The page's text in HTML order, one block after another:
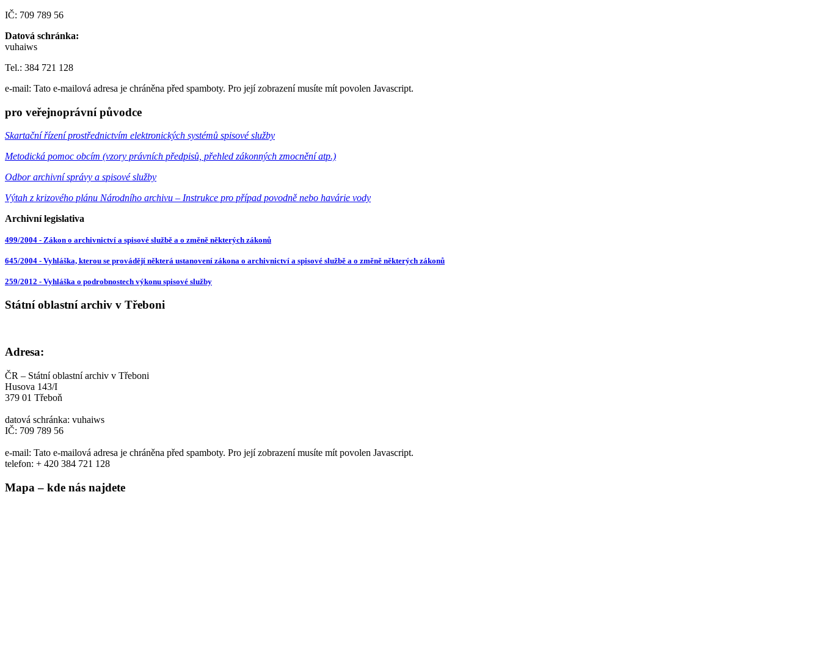
IČ: 709 789 56
Datová schránka:
vuhaiws
Tel.: 384 721 128
e-mail: Tato e-mailová adresa je chráněna před spamboty. Pro její zobrazení musíte mít povolen Javascript.
pro veřejnoprávní původce
Skartační řízení prostřednictvím elektronických systémů spisové služby
Metodická pomoc obcím (vzory právních předpisů, přehled zákonných zmocnění atp.)
Odbor archivní správy a spisové služby
Výtah z krizového plánu Národního archivu – Instrukce pro případ povodně nebo havárie vody
Archivní legislativa
499/2004 - Zákon o archivnictví a spisové službě a o změně některých zákonů
645/2004 - Vyhláška, kterou se provádějí některá ustanovení zákona o archivnictví a spisové službě a o změně některých zákonů
259/2012 - Vyhláška o podrobnostech výkonu spisové služby
Státní oblastní archiv v Třeboni
Adresa:
ČR – Státní oblastní archiv v Třeboni
Husova 143/I
379 01 Třeboň
datová schránka: vuhaiws
IČ: 709 789 56
e-mail: Tato e-mailová adresa je chráněna před spamboty. Pro její zobrazení musíte mít povolen Javascript.
telefon: + 420 384 721 128
Mapa – kde nás najdete